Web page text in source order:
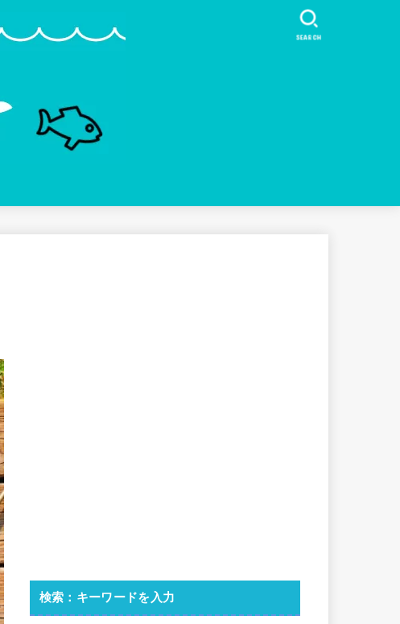
SEARCH
検索：キーワードを入力